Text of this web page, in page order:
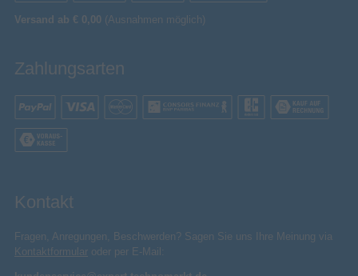
Versand ab € 0,00 (Ausnahmen möglich)
Zahlungsarten
Kontakt
Fragen, Anregungen, Beschwerden? Sagen Sie uns Ihre Meinung via
Kontaktformular oder per E-Mail: